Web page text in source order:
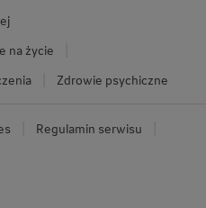
na życie
Zdrowie psychiczne
Regulamin serwisu